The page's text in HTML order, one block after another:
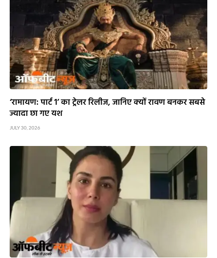
‘रामायण: पार्ट 1’ का ट्रेलर रिलीज, जानिए क्यों रावण बनकर सबसे
ज्यादा छा गए यश
JULY 30, 2026